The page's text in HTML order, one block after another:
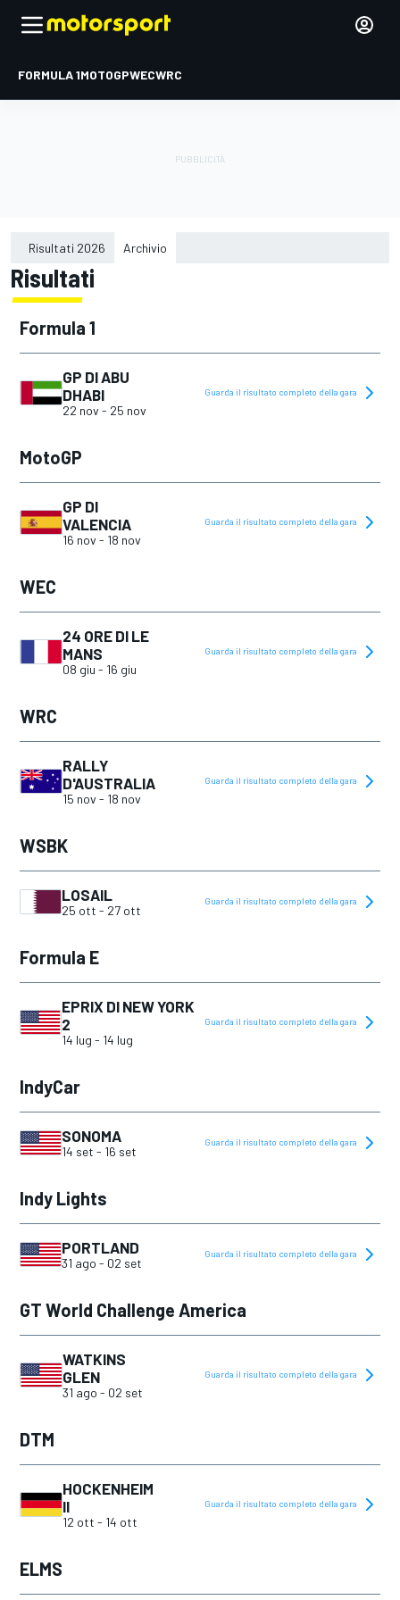
FORMULA 1MOTOGPWECWRC
Risultati 2026 Archivio
Risultati
Formula 1
GP DI ABU
DHABI
22 nov - 25 nov
Guarda il risultato completo della gara
MotoGP
GP DI
VALENCIA
16 nov - 18 nov
Guarda il risultato completo della gara
WEC
24 ORE DI LE
MANS
08 giu - 16 giu
Guarda il risultato completo della gara
WRC
RALLY
D'AUSTRALIA
15 nov - 18 nov
Guarda il risultato completo della gara
WSBK
LOSAIL
25 ott - 27 ott
Guarda il risultato completo della gara
Formula E
EPRIX DI NEW YORK
2
14 lug- 14 lug
Guarda il risultato completo della gara
IndyCar
SONOMA
14 set - 16 set
Guarda il risultato completo della gara
Indy Lights
PORTLAND
31 ago - 02 set
Guarda il risultato completo della gara
GT World Challenge America
WATKINS
GLEN
31 ago - 02 set
Guarda il risultato completo della gara
DTM
HOCKENHEIM
II
12 ott - 14 ott
Guarda il risultato completo della gara
ELMS